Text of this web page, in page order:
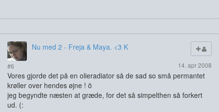
Nu med 2 - Freja & Maya. <3 K
#6 14. apr 2008
Vores gjorde det på en olieradiator så de sad so små permantet
krøller over hendes øjne ! ö
jeg begyndte næsten at græde, for det så simpelthen så forkert
ud. (: